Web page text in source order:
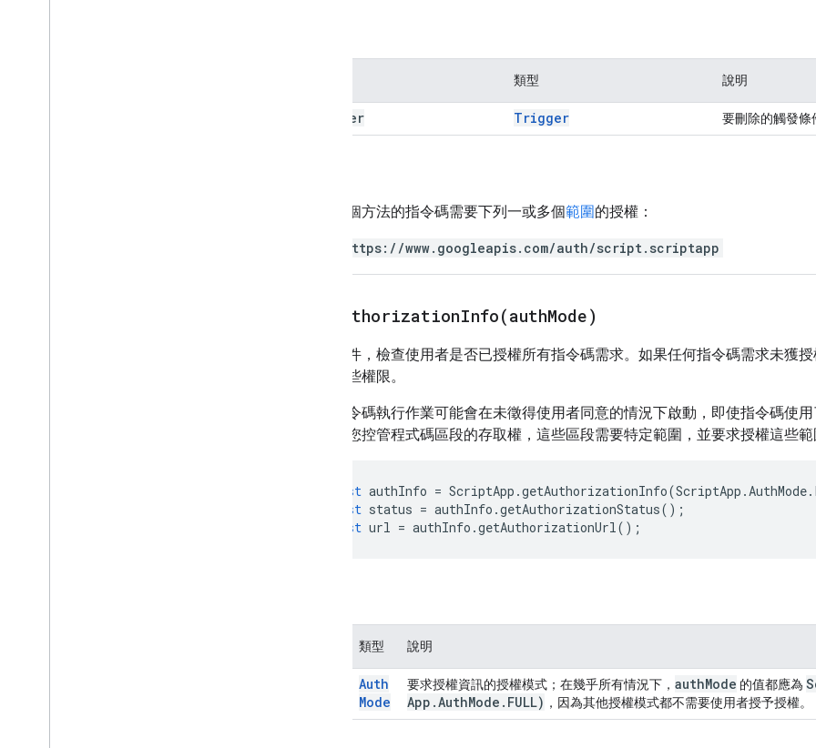
類型 說明
trigger Trigger 要刪除的觸發條
使用這個方法的指令碼需要下列一或多個範圍的授權：
https://www.googleapis.com/auth/script.scriptapp
getAuthorizationInfo(authMode)
取得物件，檢查使用者是否已授權所有指令碼需求。如果任何指令碼需求未獲
授予這些權限。
部分指令碼執行作業可能會在未徵得使用者同意的情況下啟動，即使指令碼使
訊可讓您控管程式碼區段的存取權，這些區段需要特定範圍，並要求授權這些
const authInfo = ScriptApp .getAuthorizationInfo(ScriptApp .AuthMode.
const status = authInfo .getAuthorizationStatus();
const url = authInfo .getAuthorizationUrl();
類型 說明
Auth
Mode
要求授權資訊的授權模式；在幾乎所有情況下， authMode 的值都應為
App .AuthMode . FULL) ，因為其他授權模式都不需要使用者授予授權。